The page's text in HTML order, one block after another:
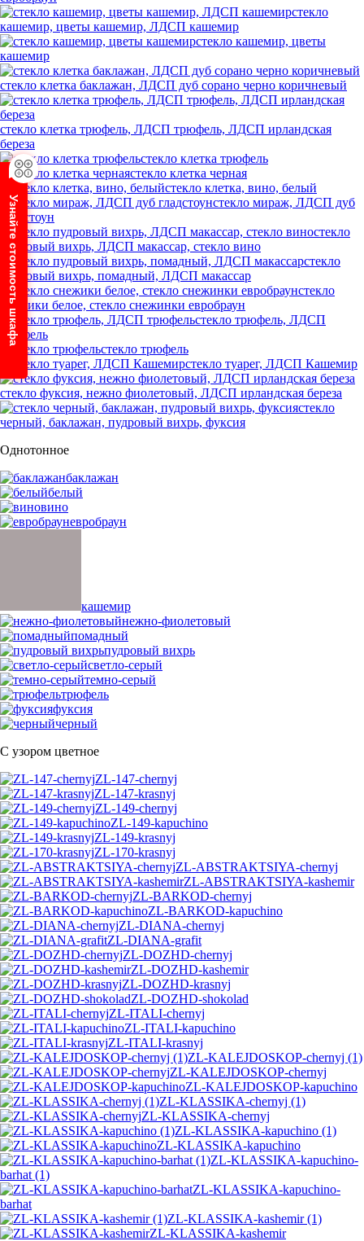
стекло
кашемир, цветы кашемир, ЛДСП кашемир
стекло кашемир, цветы
кашемир
стекло клетка баклажан, ЛДСП дуб сорано черно коричневый
стекло клетка трюфель, ЛДСП трюфель, ЛДСП ирландская
береза
стекло клетка трюфель
стекло клетка черная
стекло клетка, вино, белый
стекло мираж, ЛДСП дуб
гладстоун
стекло
пудровый вихрь, ЛДСП макассар, стекло вино
стекло
пудровый вихрь, помадный, ЛДСП макассар
стекло
снежики белое, стекло снежинки евробраун
стекло трюфель, ЛДСП
трюфель
стекло трюфель
стекло туарег, ЛДСП Кашемир
стекло фуксия, нежно фиолетовый, ЛДСП ирландская береза
стекло
черный, баклажан, пудровый вихрь, фуксия
Однотонное
баклажан
белый
вино
евробраун
кашемир
нежно-фиолетовый
помадный
пудровый вихрь
светло-серый
темно-серый
трюфель
фуксия
черный
С узором цветное
ZL-147-chernyj
ZL-147-krasnyj
ZL-149-chernyj
ZL-149-kapuchino
ZL-149-krasnyj
ZL-170-krasnyj
ZL-ABSTRAKTSIYA-chernyj
ZL-ABSTRAKTSIYA-kashemir
ZL-BARKOD-chernyj
ZL-BARKOD-kapuchino
ZL-DIANA-chernyj
ZL-DIANA-grafit
ZL-DOZHD-chernyj
ZL-DOZHD-kashemir
ZL-DOZHD-krasnyj
ZL-DOZHD-shokolad
ZL-ITALI-chernyj
ZL-ITALI-kapuchino
ZL-ITALI-krasnyj
ZL-KALEJDOSKOP-chernyj (1)
ZL-KALEJDOSKOP-chernyj
ZL-KALEJDOSKOP-kapuchino
ZL-KLASSIKA-chernyj (1)
ZL-KLASSIKA-chernyj
ZL-KLASSIKA-kapuchino (1)
ZL-KLASSIKA-kapuchino
ZL-KLASSIKA-kapuchino-
barhat (1)
ZL-KLASSIKA-kapuchino-
barhat
ZL-KLASSIKA-kashemir (1)
ZL-KLASSIKA-kashemir
Узнайте стоимость шкафа